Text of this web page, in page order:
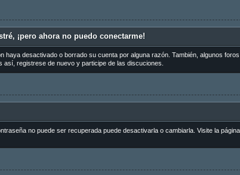
¡pero ahora no puedo conectarme!
haya desactivado o borrado su cuenta por alguna razón. También, algunos
así, registrese de nuevo y participe de las discuciones.
no puede ser recuperada puede desactivarla o cambiarla. Visite la